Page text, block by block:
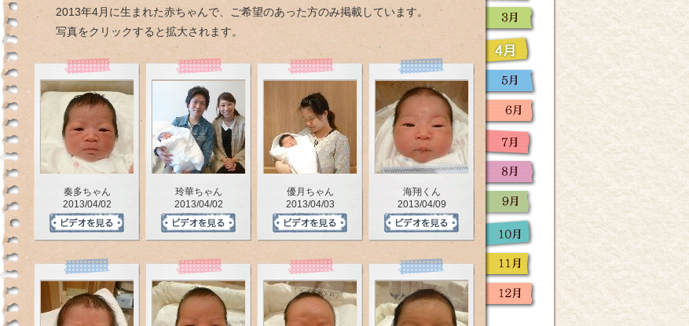
2013年4月に生まれた赤ちゃんで、ご希望のあった方のみ掲載しています。
写真をクリックすると拡大されます。
奏多ちゃん
2013/04/02
玲華ちゃん
2013/04/02
優月ちゃん
2013/04/03
海翔くん
2013/04/09